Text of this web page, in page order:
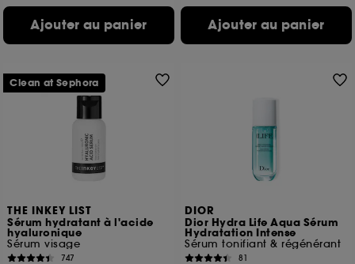
Ajouter au panier Ajouter au panier
THE INKEY LIST
Sérum hydratant à l'acide
hyaluronique
Sérum visage
747
Clean at Sephora
DIOR
Dior Hydra Life Aqua Sérum
Hydratation Intense
Sérum tonifiant & régénérant
81